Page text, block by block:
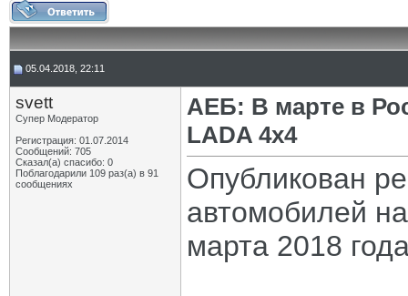
05.04.2018, 22:11
svett
Супер Модератор
Регистрация: 01.07.2014
Сообщений: 705
Сказал(а) спасибо: 0
Поблагодарили 109 раз(а) в 91
сообщениях
АЕБ: В марте в
LADA 4х4
Опубликован
автомобилей
марта 2018